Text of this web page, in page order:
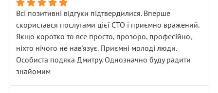
Всі позитивні відгуки підтвердилися. Вперше
скористався послугами цієї СТО і приємно вражений.
Якщо коротко то все просто, прозоро, професійно,
ніхто нічого не нав'язує. Приємні молоді люди.
Особиста подяка Дмитру. Однозначно буду радити
знайомим